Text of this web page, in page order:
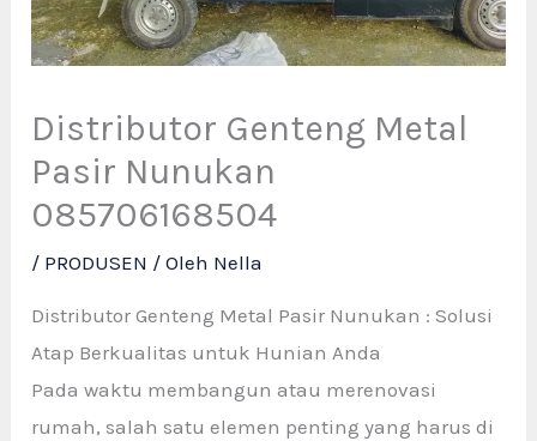
Distributor Genteng Metal
Pasir Nunukan
085706168504
/ PRODUSEN / Oleh Nella
Distributor Genteng Metal Pasir Nunukan : Solusi
Atap Berkualitas untuk Hunian Anda
Pada waktu membangun atau merenovasi
rumah, salah satu elemen penting yang harus di